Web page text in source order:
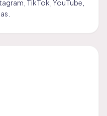
TikTok, YouTube,